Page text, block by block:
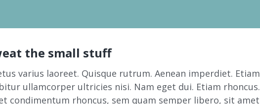
the small stuff
varius laoreet. Quisque rutrum. Aenean imperdiet. Etiam
ullamcorper ultricies nisi. Nam eget dui. Etiam rhoncus.
condimentum rhoncus, sem quam semper libero, sit amet